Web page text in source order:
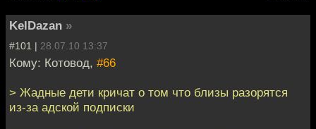
KelDazan »
#101 | 28.07.10 13:37
Кому: Котовод, #66
> Жадные дети кричат о том что близы разорятся
из-за адской подписки